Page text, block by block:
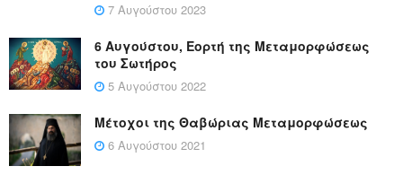
7 Αυγούστου 2023
6 Αυγούστου, Εορτή της Μεταμορφώσεως
του Σωτήρος
5 Αυγούστου 2022
Μέτοχοι της Θαβώριας Μεταμορφώσεως
6 Αυγούστου 2021